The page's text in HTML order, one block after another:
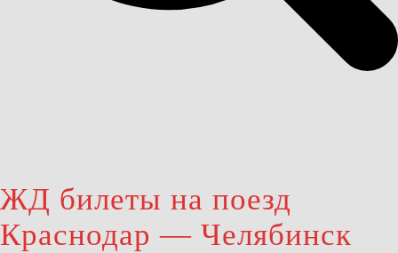
ЖД билеты на поезд
Краснодар — Челябинск